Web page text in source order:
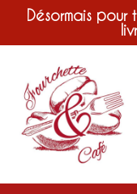
Désormais pour